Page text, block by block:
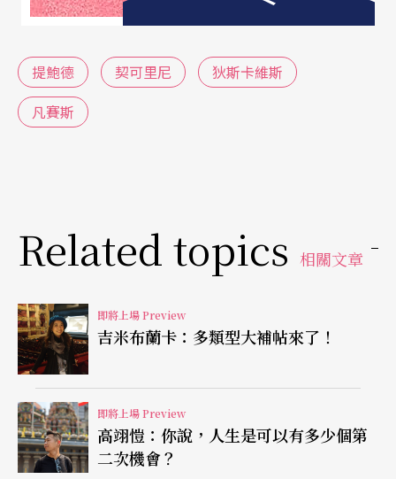
的話題，就是他一身的行頭。一九八○年代他以穿
華麗高調、色彩鮮豔的義大利名牌
在凡賽斯過世後，又轉為戲劇性十足的法國設計師
不恭。而追求時尚品味的同時，閱讀、參訪博物館
趣。
從一八九二年臨時取代鋼琴怪傑米凱蘭傑利（A. B.
Michelangeli）音樂會救火成功一炮而紅後，連已故
鋼琴大師霍洛維茲（V. Horowitz）也對他的演奏印
象深刻。二○○八年與倫敦愛樂來台，兩場音樂會
提鮑德 契可里尼
狄斯卡維斯
凡賽斯
Related topics 相關文章
即將上場 Preview
吉米布蘭卡：多類型大補帖來了！
即將上場 Preview
高翊愷：你說，人生是可以有多少個第
二次機會？